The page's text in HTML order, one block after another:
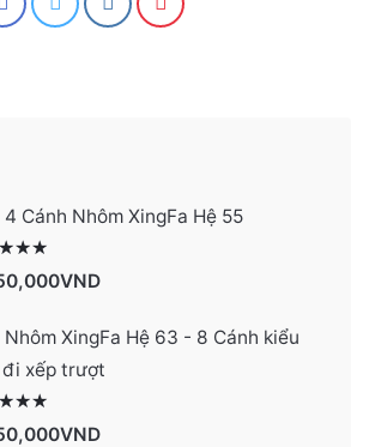
4 Cánh Nhôm XingFa Hệ 55
VND
Nhôm XingFa Hệ 63 - 8 Cánh kiểu
xếp trượt
VND